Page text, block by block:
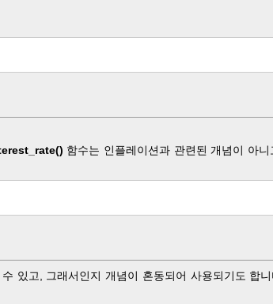
함수는 인플레이션과 관련된 개념이 아
있고, 그래서인지 개념이 혼동되어 사용되기도 합니